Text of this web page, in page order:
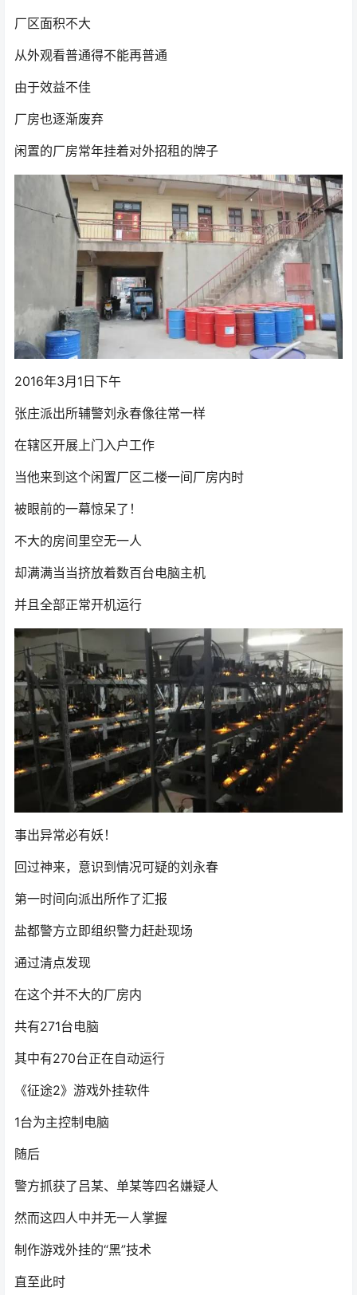
厂区面积不大
从外观看普通得不能再普通
由于效益不佳
厂房也逐渐废弃
闲置的厂房常年挂着对外招租的牌子
2016年3月1日下午
张庄派出所辅警刘永春像往常一样
在辖区开展上门入户工作
当他来到这个闲置厂区二楼一间厂房内时
被眼前的一幕惊呆了！
不大的房间里空无一人
却满满当当挤放着数百台电脑主机
并且全部正常开机运行
事出异常必有妖！
回过神来，意识到情况可疑的刘永春
第一时间向派出所作了汇报
盐都警方立即组织警力赶赴现场
通过清点发现
在这个并不大的厂房内
共有271台电脑
其中有270台正在自动运行
《征途2》游戏外挂软件
1台为主控制电脑
随后
警方抓获了吕某、单某等四名嫌疑人
然而这四人中并无一人掌握
制作游戏外挂的“黑”技术
直至此时